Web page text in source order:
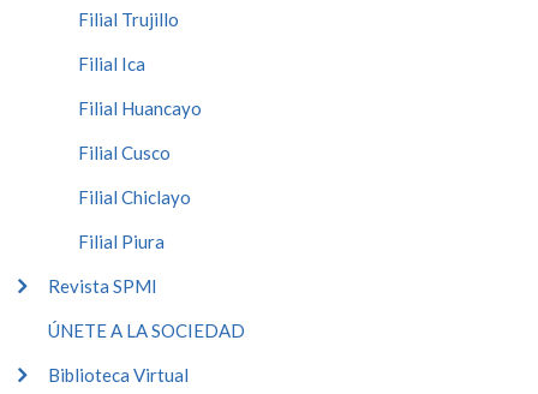
Filial Trujillo
Filial Ica
Filial Huancayo
Filial Cusco
Filial Chiclayo
Filial Piura
Revista SPMI
ÚNETE A LA SOCIEDAD
Biblioteca Virtual